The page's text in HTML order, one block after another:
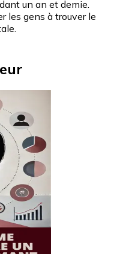
un an et demie.
les gens à trouver le